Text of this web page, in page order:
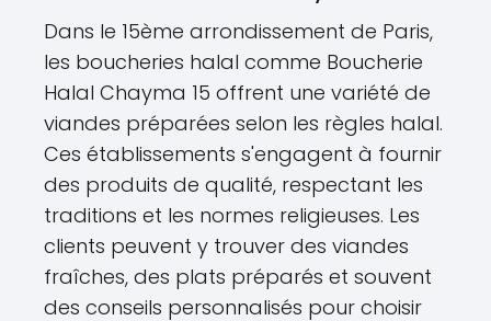
Dans le 15ème arrondissement de Paris,
les boucheries halal comme Boucherie
Halal Chayma 15 offrent une variété de
viandes préparées selon les règles halal.
Ces établissements s'engagent à fournir
des produits de qualité, respectant les
traditions et les normes religieuses. Les
clients peuvent y trouver des viandes
fraîches, des plats préparés et souvent
des conseils personnalisés pour choisir